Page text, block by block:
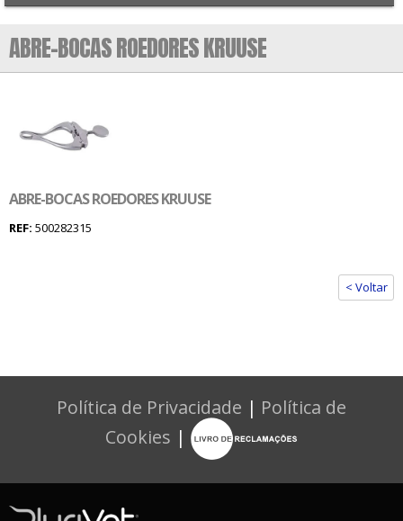
ABRE-BOCAS ROEDORES KRUUSE
ABRE-BOCAS ROEDORES KRUUSE
REF: 500282315
< Voltar
Política de Privacidade | Política de
Cookies |